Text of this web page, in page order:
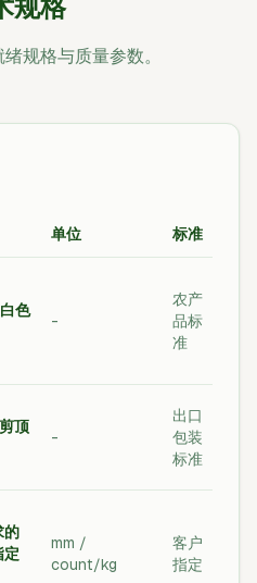
规格
规格与质量参数。
单位 标准
色
-
农产
品标
准
顶
-
出口
包装
标准
的
定
mm /
count/kg
客户
指定